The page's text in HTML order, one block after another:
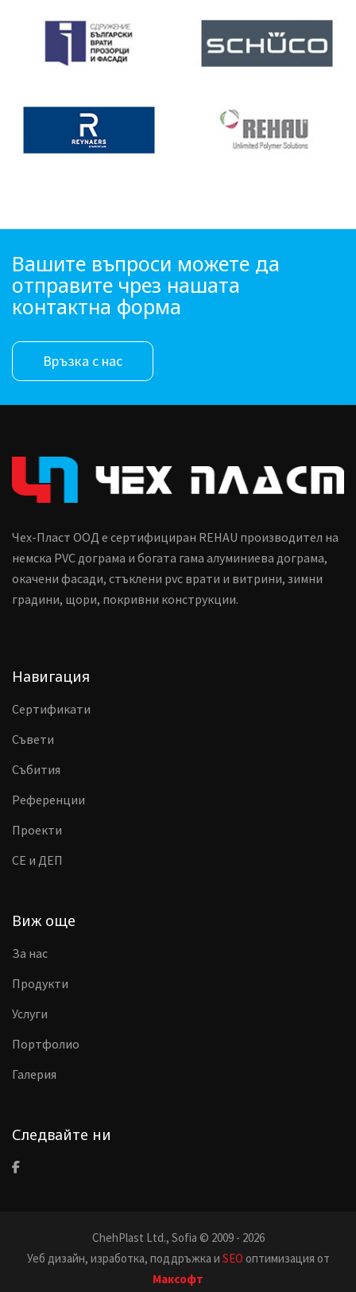
Вашите въпроси можете да
отправите чрез нашата
контактна форма
Връзка с нас
Чех-Пласт ООД е сертифициран REHAU производител на
немска PVC дограма и богата гама алуминиева дограма,
окачени фасади, стъклени pvc врати и витрини, зимни
градини, щори, покривни конструкции.
Навигация
Сертификати
Съвети
Събития
Референции
Проекти
CE и ДЕП
Виж още
За нас
Продукти
Услуги
Портфолио
Галерия
Следвайте ни
ChehPlast Ltd., Sofia © 2009 - 2026
Уеб дизайн, изработка, поддръжка и SEO оптимизация от
Максофт